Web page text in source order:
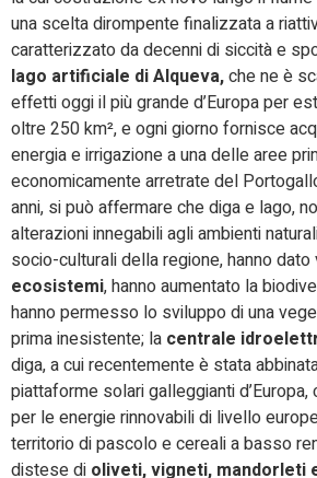
una scelta dirompente finalizzata a
caratterizzato da decenni di siccità e
lago artificiale di Alqueva,che ne è
effetti oggi il più grande d’Europa per
oltre 250 km², e ogni giorno fornisce
energia e irrigazione a una delle aree
economicamente arretrate del
anni, si può affermare che diga e lago,
alterazioni innegabili agli ambienti
socio-culturali della regione, hanno dato
ecosistemi, hanno aumentato la
hanno permesso lo sviluppo di una
prima inesistente; la centrale
diga, a cui recentemente è stata
piattaforme solari galleggianti
per le energie rinnovabili di livello
territorio di pascolo e cereali a basso
distese di oliveti, vigneti, mandorleti